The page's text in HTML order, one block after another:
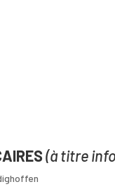
(à titre